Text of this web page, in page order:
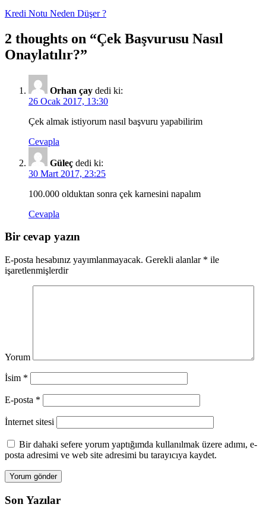
Yazı
dolaşımı
Kredi Notu Neden Düşer ?
2 thoughts on “Çek Başvurusu Nasıl
Onaylatılır?”
Orhan çay dedi ki:
26 Ocak 2017, 13:30
Çek almak istiyorum nasıl başvuru yapabilirim
Cevapla
Güleç dedi ki:
30 Mart 2017, 23:25
100.000 olduktan sonra çek karnesini napalım
Cevapla
Bir cevap yazın
E-posta hesabınız yayımlanmayacak. Gerekli alanlar * ile
işaretlenmişlerdir
Yorum
İsim *
E-posta *
İnternet sitesi
Bir dahaki sefere yorum yaptığımda kullanılmak üzere adımı, e-
posta adresimi ve web site adresimi bu tarayıcıya kaydet.
Son Yazılar